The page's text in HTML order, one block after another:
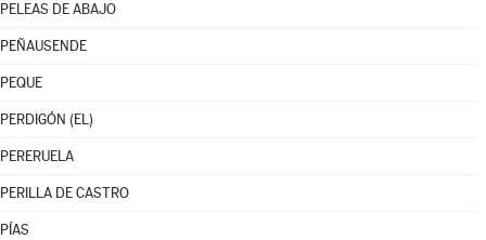
PELEAS DE ABAJO
PEÑAUSENDE
PEQUE
PERDIGÓN (EL)
PERERUELA
PERILLA DE CASTRO
PÍAS